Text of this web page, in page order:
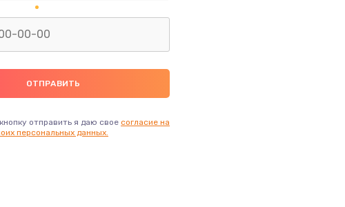
отправить я даю свое согласие на
персональных данных.